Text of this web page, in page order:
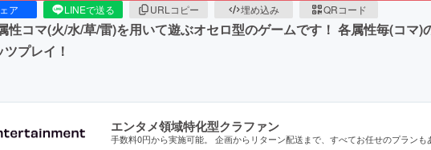
ア LINEで送る URLコピー 埋め込み QRコード
性コマ(火/水/草/雷)を用いて遊ぶオセロ型のゲームです！ 各属性毎(コマ
プレイ！
エンタメ領域特化型クラファン
手数料0円から実施可能。 企画からリターン配送まで、すべてお任せのプランも